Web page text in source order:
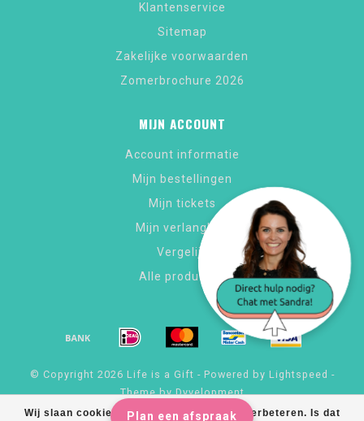
Wij slaan cookies op om onze website te verbeteren. Is dat
Klantenservice
Sitemap
Zakelijke voorwaarden
Zomerbrochure 2026
MIJN ACCOUNT
Account informatie
Mijn bestellingen
Mijn tickets
Mijn verlanglijst
Vergelijk
Alle producten
© Copyright 2026 Life is a Gift - Powered by Lightspeed -
Theme byDyvelopment
Plan een afspraak